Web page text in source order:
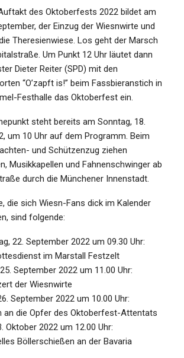
des Oktoberfests 2022 bildet am
der Einzug der Wiesnwirte und
Theresienwiese. Los geht der Marsch
Um Punkt 12 Uhr läutet dann
Dieter Reiter (SPD) mit den
“O’zapft is!” beim Fassbieranstich in
Festhalle das Oktoberfest ein.
steht bereits am Sonntag, 18.
um 10 Uhr auf dem Programm. Beim
und Schützenzug ziehen
Musikkapellen und Fahnenschwinger ab
durch die Münchener Innenstadt.
die sich Wiesn-Fans dick im Kalender
sind folgende:
22. September 2022 um 09.30 Uhr:
im Marstall Festzelt
September 2022 um 11.00 Uhr:
der Wiesnwirte
September 2022 um 10.00 Uhr:
an die Opfer des Oktoberfest-Attentats
Oktober 2022 um 12.00 Uhr:
Böllerschießen an der Bavaria